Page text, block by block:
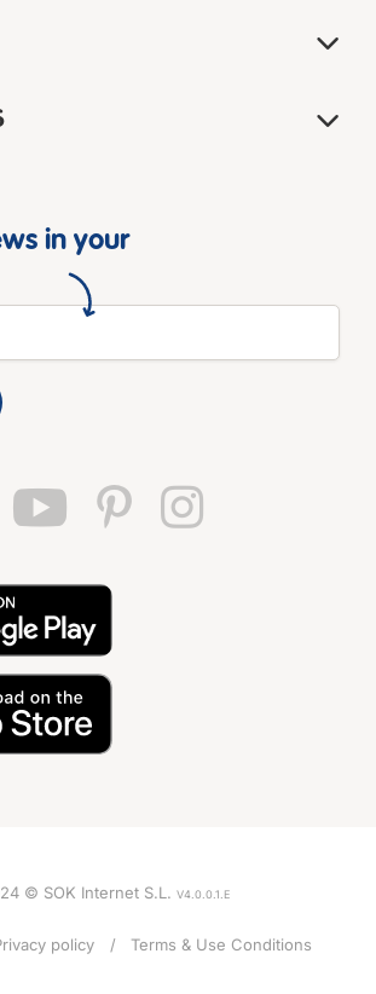
in your
© SOK Internet S.L. V4.0.0.1.E
policy Terms & Use Conditions